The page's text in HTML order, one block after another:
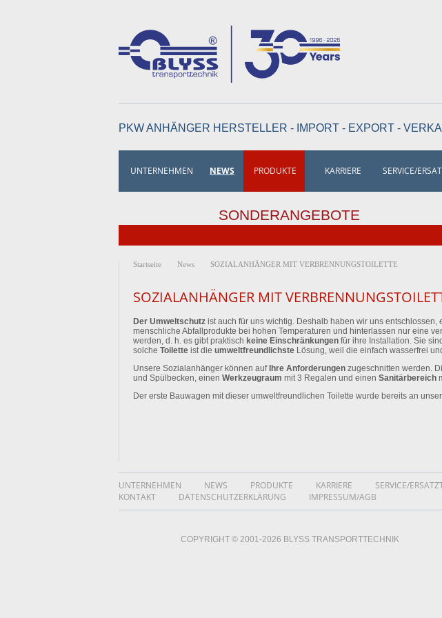
PKW ANHÄNGER HERSTELLER - IMPORT - EXPORT -
UNTERNEHMEN NEWS PRODUKTE KARRIERE SERVICE/
SONDERANGEBOTE
Startseite News SOZIALANHÄNGER MIT VERBRENNUNGSTOILETTE
SOZIALANHÄNGER MIT
Der Umweltschutz ist auch für uns wichtig. Deshalb haben wir uns entschlossen,
menschliche Abfallprodukte bei hohen Temperaturen und hinterlassen nur eine
werden, d. h. es gibt praktisch keine Einschränkungen für ihre Installation. Sie sind
solche Toilette ist die umweltfreundlichste Lösung, weil die einfach wasserfrei
Unsere Sozialanhänger können auf Ihre Anforderungen zugeschnitten werden.
und Spülbecken, einen Werkzeugraum mit 3 Regalen und einen Sanitärbereich
Der erste Bauwagen mit dieser umweltfreundlichen Toilette wurde bereits an
UNTERNEHMEN NEWS PRODUKTE KARRIERE SERVICE/
KONTAKT
DATENSCHUTZERKLÄRUNG IMPRESSUM/AGB
COPYRIGHT © 2001-2026 BLYSS TRANSPORTTECHNIK